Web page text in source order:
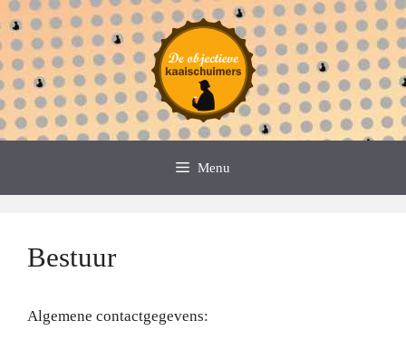
Spring
naar
de
inhoud
Menu
Bestuur
Algemene contactgegevens: